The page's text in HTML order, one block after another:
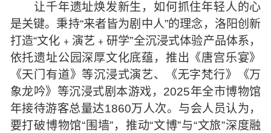
让千年遗址焕发新生，如何抓住年轻人的心
是关键。秉持“来者皆为剧中人”的理念，洛阳创新
打造“文化﹢演艺﹢研学”全沉浸式体验产品体系，
依托遗址公园深厚文化底蕴，推出《唐宫乐宴》
《天门有道》等沉浸式演艺、《无字梵行》《万
象龙吟》等沉浸式剧本游戏，2025年全市博物馆
年接待游客总量达1860万人次。与会人员认为，
要打破博物馆“围墙”，推动“文博”与“文旅”深度融